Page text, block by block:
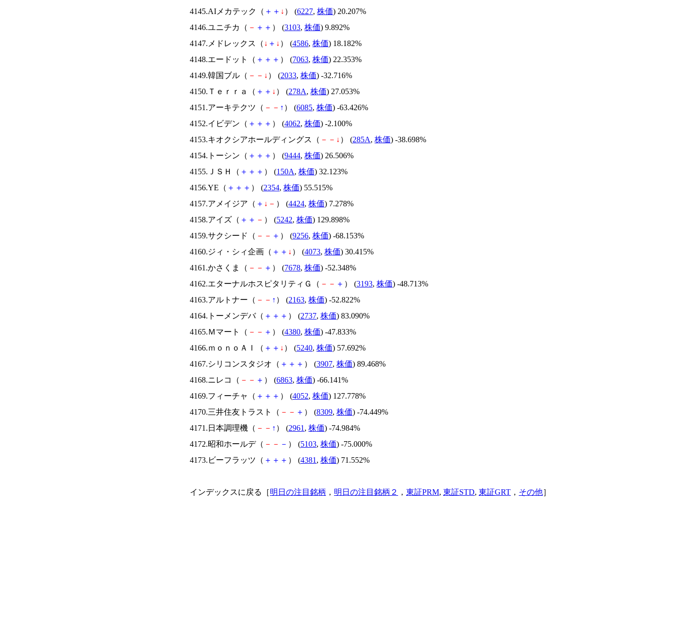
4145.AIメカテック（ ＋ ＋ ↓ ） (6227, 株価) 20.207%
4146.ユニチカ（ － ＋ ＋ ） (3103, 株価) 9.892%
4147.メドレックス（ ↓ ＋ ↓ ） (4586, 株価) 18.182%
4148.エードット（ ＋ ＋ ＋ ） (7063, 株価) 22.353%
4149.韓国ブル（ － － ↓ ） (2033, 株価) -32.716%
4150.Ｔｅｒｒａ（ ＋ ＋ ↓ ） (278A, 株価) 27.053%
4151.アーキテクツ（ － － ↑ ） (6085, 株価) -63.426%
4152.イビデン（ ＋ ＋ ＋ ） (4062, 株価) -2.100%
4153.キオクシアホールディングス（ － － ↓ ） (285A, 株価) -38.698%
4154.トーシン（ ＋ ＋ ＋ ） (9444, 株価) 26.506%
4155.ＪＳＨ（ ＋ ＋ ＋ ） (150A, 株価) 32.123%
4156.YE（ ＋ ＋ ＋ ） (2354, 株価) 55.515%
4157.アメイジア（ ＋ ↓ － ） (4424, 株価) 7.278%
4158.アイズ（ ＋ ＋ － ） (5242, 株価) 129.898%
4159.サクシード（ － － ＋ ） (9256, 株価) -68.153%
4160.ジィ・シィ企画（ ＋ ＋ ↓ ） (4073, 株価) 30.415%
4161.かさくま（ － － ＋ ） (7678, 株価) -52.348%
4162.エターナルホスピタリティＧ（ － － ＋ ） (3193, 株価) -48.713%
4163.アルトナー（ － － ↑ ） (2163, 株価) -52.822%
4164.トーメンデバ（ ＋ ＋ ＋ ） (2737, 株価) 83.090%
4165.Ｍマート（ － － ＋ ） (4380, 株価) -47.833%
4166.ｍｏｎｏＡＩ（ ＋ ＋ ↓ ） (5240, 株価) 57.692%
4167.シリコンスタジオ（ ＋ ＋ ＋ ） (3907, 株価) 89.468%
4168.ニレコ（ － － ＋ ） (6863, 株価) -66.141%
4169.フィーチャ（ ＋ ＋ ＋ ） (4052, 株価) 127.778%
4170.三井住友トラスト（ － － ＋ ） (8309, 株価) -74.449%
4171.日本調理機（ － － ↑ ） (2961 , 株価) -74.984%
4172.昭和ホールデ（ － － － ） (5103, 株価) -75.000%
4173.ビーフラッツ（ ＋ ＋ ＋ ） (4381 , 株価) 71.552%
インデックスに戻る［明日の注目銘柄 ， 明日の注目銘柄２ ， 東証PRM, 東証STD, 東証GRT ， その他］